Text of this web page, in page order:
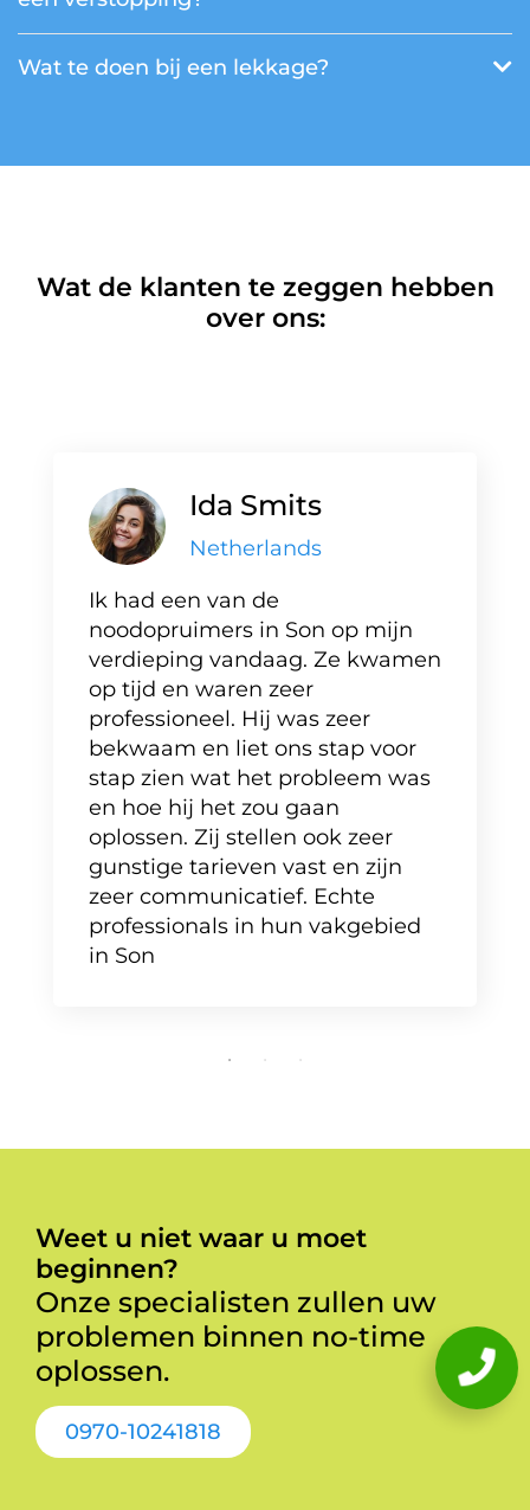
Wat te doen bij een lekkage?
Wat de klanten te zeggen hebben
over ons:
Ida Smits
Netherlands
Ik had een van de
noodopruimers in Son op mijn
verdieping vandaag. Ze kwamen
op tijd en waren zeer
professioneel. Hij was zeer
bekwaam en liet ons stap voor
stap zien wat het probleem was
en hoe hij het zou gaan
oplossen. Zij stellen ook zeer
gunstige tarieven vast en zijn
zeer communicatief. Echte
professionals in hun vakgebied
in Son
Weet u niet waar u moet
beginnen?
Onze specialisten zullen uw
problemen binnen no-time
oplossen.
0970-10241818